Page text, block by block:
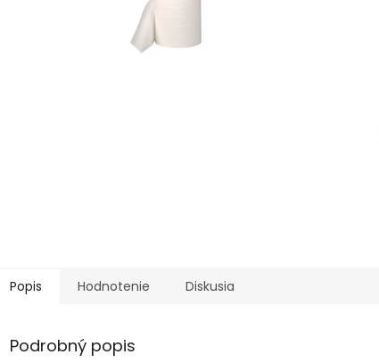
Popis Hodnotenie Diskusia
Podrobný popis